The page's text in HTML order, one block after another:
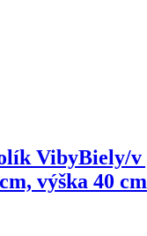
VibyBiely/
výška 40 cm